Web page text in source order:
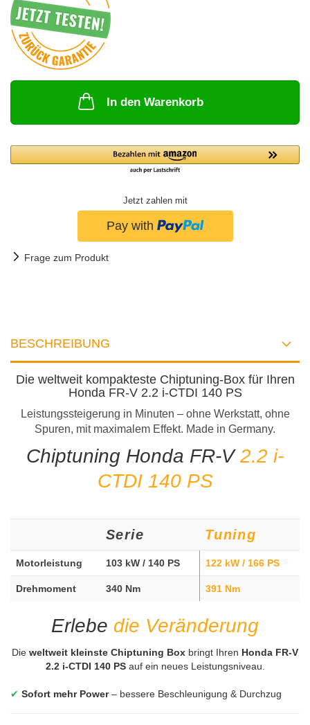
In den Warenkorb
Jetzt zahlen mit
Frage zum Produkt
BESCHREIBUNG
Die weltweit kompakteste Chiptuning-Box für Ihren
Honda FR-V 2.2 i-CTDI 140 PS
Leistungssteigerung in Minuten – ohne Werkstatt, ohne
Spuren, mit maximalem Effekt. Made in Germany.
Chiptuning Honda FR-V2.2 i-
CTDI 140 PS
Serie Tuning
Motorleistung 103 kW / 140 PS 122 kW / 166 PS
Drehmoment 340 Nm 391 Nm
Erlebe die Veränderung
Die weltweit kleinste Chiptuning Box bringt Ihren Honda FR-V
2.2 i-CTDI 140 PSauf ein neues Leistungsniveau.
✔ Sofort mehr Power– bessere Beschleunigung & Durchzug